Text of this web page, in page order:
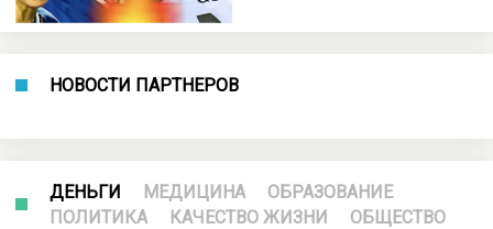
НОВОСТИ ПАРТНЕРОВ
ДЕНЬГИ МЕДИЦИНА
ОБРАЗОВАНИЕ
ПОЛИТИКА
КАЧЕСТВО ЖИЗНИ ОБЩЕСТВО